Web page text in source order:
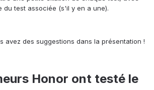
du test associée (s'il y en a une).
avez des suggestions dans la présentation !
Honor ont testé le